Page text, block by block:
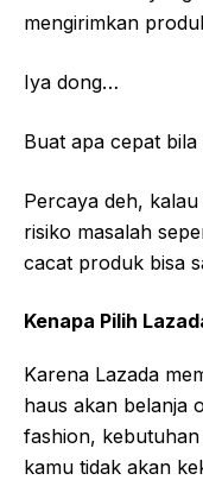
mengirimkan
Iya dong…
Buat apa cepat
Percaya deh,
risiko masalah
cacat produk bisa
Kenapa Pilih
Karena Lazada
haus akan belanja
fashion,
kamu tidak akan